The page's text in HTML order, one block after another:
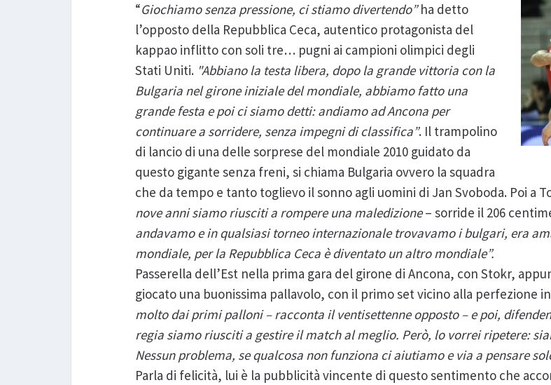
“Giochiamo senza pressione, ci stiamo divertendo”ha detto
l’opposto della Repubblica Ceca, autentico protagonista del
kappao inflitto con soli tre… pugni ai campioni olimpici degli
Stati Uniti. "Abbiano la testa libera, dopo la grande vittoria con la
Bulgaria nel girone iniziale del mondiale, abbiamo fatto una
grande festa e poi ci siamo detti: andiamo ad Ancona per
continuare a sorridere, senza impegni di classifica”. Il trampolino
di lancio di una delle sorprese del mondiale 2010 guidato da
questo gigante senza freni, si chiama Bulgaria ovvero la squadra
che da tempo e tanto toglievo il sonno agli uomini di Jan Svoboda. Poi a
nove anni siamo riusciti a rompere una maledizione– sorride il 206
andavamo e in qualsiasi torneo internazionale trovavamo i bulgari, era
mondiale, per la Repubblica Ceca è diventato un altro mondiale”.
Passerella dell’Est nella prima gara del girone di Ancona, con Stokr,
giocato una buonissima pallavolo, con il primo set vicino alla perfezione
molto dai primi palloni – racconta il ventisettenne opposto – e poi,
regia siamo riusciti a gestire il match al meglio. Però, lo vorrei ripetere:
Nessun problema, se qualcosa non funziona ci aiutiamo e via a pensare
Parla di felicità, lui è la pubblicità vincente di questo sentimento che